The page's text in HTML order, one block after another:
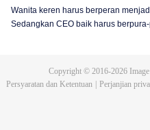
Wanita keren harus berperan
Sedangkan CEO baik harus
Copyright © 2016-2026Image
Persyaratan dan Ketentuan
Perjanjian